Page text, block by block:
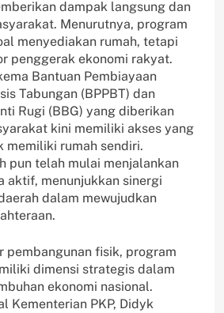
dampak langsung dan
Menurutnya, program
menyediakan rumah, tetapi
penggerak ekonomi rakyat.
Bantuan Pembiayaan
Tabungan (BPPBT) dan
Rugi (BBG) yang diberikan
kini memiliki akses yang
memiliki rumah sendiri.
pun telah mulai menjalankan
aktif, menunjukkan sinergi
dalam mewujudkan
pembangunan fisik, program
dimensi strategis dalam
ekonomi nasional.
Kementerian PKP, Didyk